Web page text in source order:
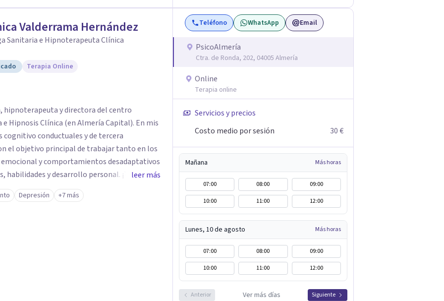
Máster en Terapia Cognitivo-Conductual y
la mente humana y las dinámicas que guían
emocional y tus relaciones. Estoy aquí
Valderrama Hernández
Sanitaria e Hipnoterapeuta Clínica
Terapia Online
hipnoterapeuta y directora del centro
Clínica (en Almería Capital). En mis
conductuales y de tercera
el objetivo principal de trabajar tanto en los
y comportamientos desadaptativos
habilidades y desarrollo personal. ¡Tus
principal es que
siendo consciente de que cada
leer más
Depresión +7 más
Teléfono WhatsApp Email
PsicoAlmería
Ctra. de Ronda, 202, 04005 Almería
Online
Terapia online
Servicios y precios
Costo medio por sesión
30 €
Mañana Más horas
07:00 08:00
09:00
10:00
11:00 12:00
Lunes, 10 de agosto Más horas
07:00 08:00
09:00
10:00
11:00 12:00
Anterior Ver más días Siguiente